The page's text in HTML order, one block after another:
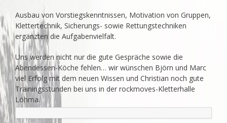
Ausbau von Vorstiegskenntnissen, Motivation von Gruppen,
Klettertechnik, Sicherungs- sowie Rettungstechniken
ergänzten die Aufgabenvielfalt.
Uns werden nicht nur die gute Gespräche sowie die
Abendessen-Köche fehlen… wir wünschen Björn und Marc
viel Erfolg mit dem neuen Wissen und Christian noch gute
Trainingsstunden bei uns in der rockmoves-Kletterhalle
Löhma.